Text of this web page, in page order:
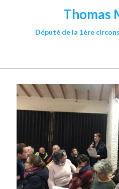
Thomas
Député de la 1ère